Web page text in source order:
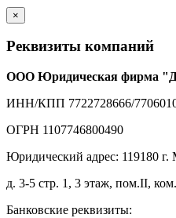
×
Реквизиты компаний
ООО Юридическая фирма
ИНН/КПП 7722728666/
ОГРН 1107746800490
Юридический адрес: 119180
д. 3-5 стр. 1, 3 этаж, пом.II,
Банковские реквизиты: